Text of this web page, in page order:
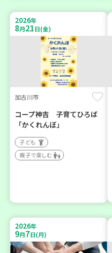
2026年
8月21日(金)
加古川市
コープ神吉 子育てひろば
「かくれんぼ」
子ども
親子で楽しむ
2026年
9月7日(月)